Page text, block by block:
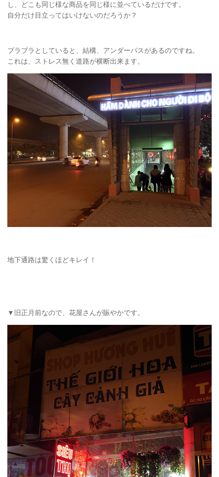
し、どこも同じ様な商品を同じ様に並べているだけです。
自分だけ目立ってはいけないのだろうか？
ブラブラとしていると、結構、アンダーパスがあるのですね。
これは、ストレス無く道路が横断出来ます。
地下通路は驚くほどキレイ！
▼旧正月前なので、花屋さんが賑やかです。